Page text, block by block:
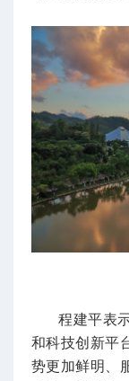
程建平表
和科技创新平
势更加鲜明、